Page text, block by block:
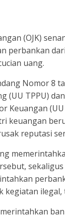
(OJK)
perbankan
uang.
Nomor 8
(UU TPPU)
(UU
keuangan
reputasi
ilegal,